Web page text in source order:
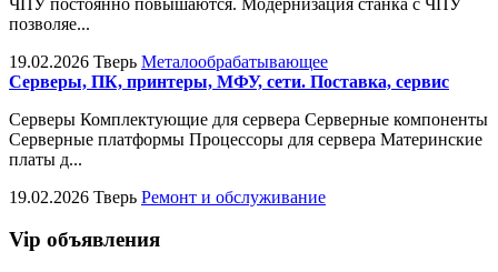
позволяе...
19.02.2026 Тверь Металообрабатывающее
Серверы, ПК, принтеры, МФУ, сети. Поставка, сервис
Серверы Комплектующие для сервера Серверные компоненты
Серверные платформы Процессоры для сервера Материнские
платы д...
19.02.2026 Тверь Ремонт и обслуживание
Vip объявления